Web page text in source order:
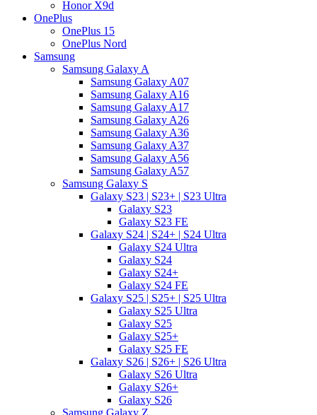
Honor X9d
OnePlus
OnePlus 15
OnePlus Nord
Samsung
Samsung Galaxy A
Samsung Galaxy A07
Samsung Galaxy A16
Samsung Galaxy A17
Samsung Galaxy A26
Samsung Galaxy A36
Samsung Galaxy A37
Samsung Galaxy A56
Samsung Galaxy A57
Samsung Galaxy S
Galaxy S23 | S23+ | S23 Ultra
Galaxy S23
Galaxy S23 FE
Galaxy S24 | S24+ | S24 Ultra
Galaxy S24 Ultra
Galaxy S24
Galaxy S24+
Galaxy S24 FE
Galaxy S25 | S25+ | S25 Ultra
Galaxy S25 Ultra
Galaxy S25
Galaxy S25+
Galaxy S25 FE
Galaxy S26 | S26+ | S26 Ultra
Galaxy S26 Ultra
Galaxy S26+
Galaxy S26
Samsung Galaxy Z